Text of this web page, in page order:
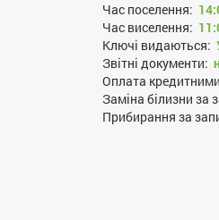
Час поселення:
Час виселення:
Ключі видаються:
Звітні документи:
Оплата
Заміна білизни за
Прибирання за